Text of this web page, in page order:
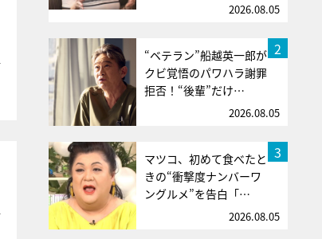
2026.08.05
2
“ベテラン”船越英一郎が
クビ覚悟のパワハラ謝罪
拒否！“後輩”だけ…
2026.08.05
3
マツコ、初めて食べたと
きの“衝撃度ナンバーワ
ングルメ”を告白「…
2026.08.05